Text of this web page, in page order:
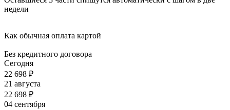
недели
Как обычная оплата картой
Без кредитного договора
Сегодня
22 698 ₽
21 августа
22 698 ₽
04 сентября